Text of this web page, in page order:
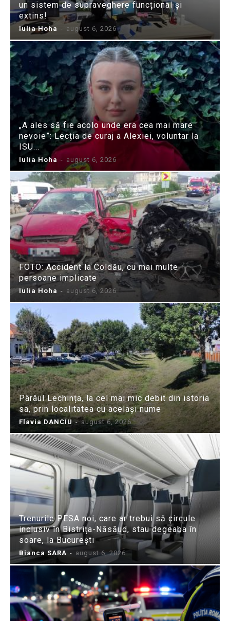
un sistem de supraveghere funcțional și
extins!
Iulia Hoha - august 6, 2026
„A ales să fie acolo unde era cea mai mare
nevoie”: Lecția de curaj a Alexiei, voluntar la
ISU...
Iulia Hoha - august 6, 2026
FOTO: Accident la Coldău, cu mai multe
persoane implicate
Iulia Hoha - august 6, 2026
Pârâul Lechința, la cel mai mic debit din istoria
sa, prin localitatea cu același nume
Flavia DANCIU - august 6, 2026
Trenurile PESA noi, care ar trebui să circule
inclusiv în Bistrița-Năsăud, stau degeaba în
soare, la București
Bianca SARA - august 6, 2026